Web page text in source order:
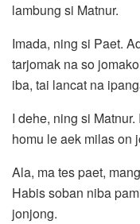
lambung si Matnur.
Imada, ning si Paet.
tarjomak na so
iba, tai lancat na
I dehe, ning si
homu le aek milas on
Ala, ma tes paet,
Habis soban niba
jonjong.